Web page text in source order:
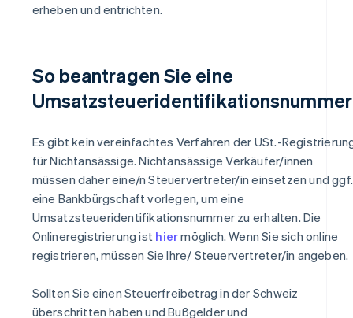
erheben und entrichten.
So beantragen Sie eine
Umsatzsteueridentifikationsnummer
Es gibt kein vereinfachtes Verfahren der USt.-
für Nichtansässige. Nichtansässige Verkäufer/innen
müssen daher eine/n Steuervertreter/in einsetzen und ggf.
eine Bankbürgschaft vorlegen, um eine
Umsatzsteueridentifikationsnummer zu erhalten. Die
Onlineregistrierung ist hiermöglich. Wenn Sie sich online
registrieren, müssen Sie Ihre/ Steuervertreter/in angeben.
Sollten Sie einen Steuerfreibetrag in der Schweiz
überschritten haben und Bußgelder und